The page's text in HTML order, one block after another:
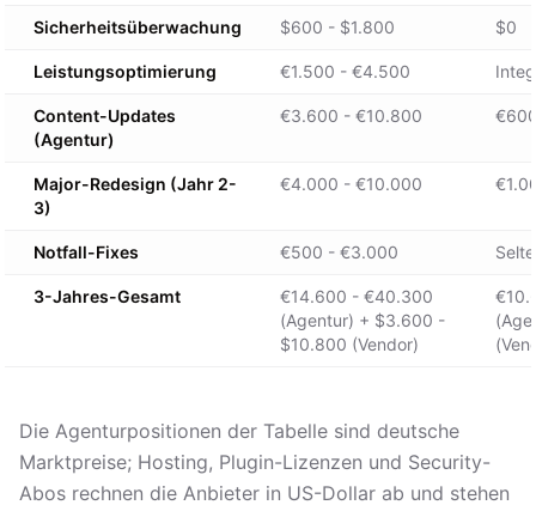
Sicherheitsüberwachung $600 - $1.800 $0
Leistungsoptimierung €1.500 - €4.500
Content-Updates
(Agentur)
€3.600 - €10.800
Major-Redesign (Jahr 2-
3)
€4.000 - €10.000
Notfall-Fixes €500 - €3.000
3-Jahres-Gesamt
€14.600 - €40.300
(Agentur) + $3.600 -
$10.800 (Vendor)
Die Agenturpositionen der Tabelle sind deutsche
Marktpreise; Hosting, Plugin-Lizenzen und Security-
Abos rechnen die Anbieter in US-Dollar ab und stehen